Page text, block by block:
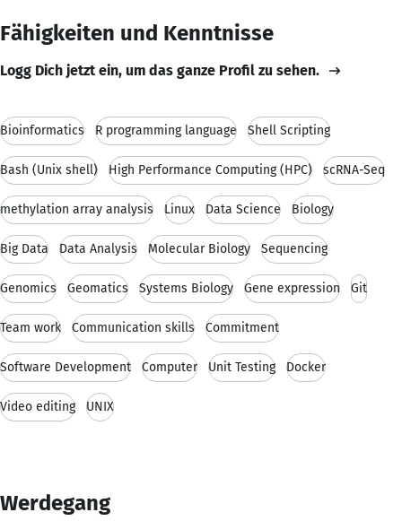
Fähigkeiten und Kenntnisse
Logg Dich jetzt ein, um das ganze Profil zu sehen.
Bioinformatics R programming language Shell Scripting
Bash (Unix shell) High Performance Computing (HPC) scRNA-Seq
methylation array analysis Linux Data Science Biology
Big Data Data Analysis Molecular Biology Sequencing
Genomics Geomatics Systems Biology Gene expression Git
Team work Communication skills Commitment
Software Development Computer Unit Testing Docker
Video editing UNIX
Werdegang